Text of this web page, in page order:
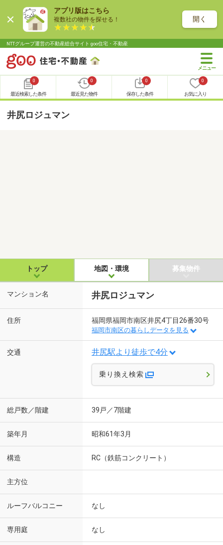
アプリ版はこちら
複数社の物件を探せる！ 開く
NTTグループ運営の不動産総合サイト goo住宅・不動産
0
最近検索した条件
0
最近見た物件
0
保存した条件
0
お気に入り
井尻ロジュマン
トップ 地図・環境 募集物件
マンション名 井尻ロジュマン
住所 福岡県福岡市南区井尻4丁目26番30号
福岡市南区の暮らしデータを見る
交通 井尻駅より徒歩で4分
乗り換え検索
総戸数／階建 39戸／7階建
築年月 昭和61年3月
構造 RC（鉄筋コンクリート）
主方位
ルーフバルコニー なし
専用庭 なし